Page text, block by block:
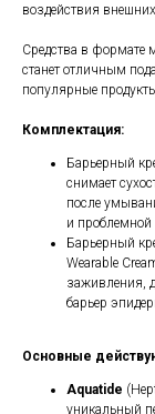
воздействия
Средства в формате
станет отличным
популярные
Комплектация:
Барьерный
снимает
после
и проблемной
Барьерный
Wearable
заживления,
барьер
Основные
Aquatide
уникальный